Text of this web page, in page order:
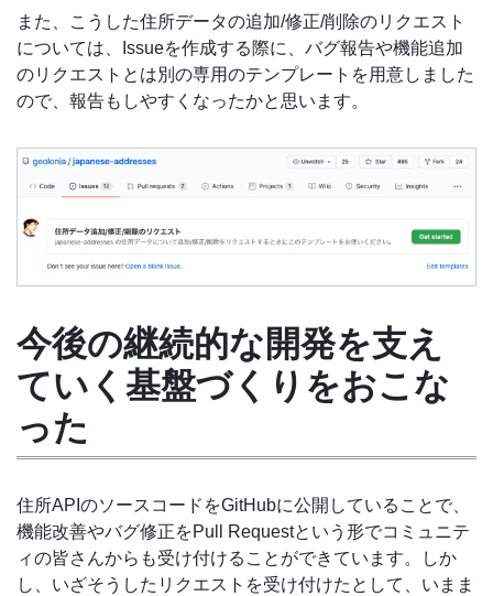
また、こうした住所データの追加/修正/削除のリクエスト
については、Issueを作成する際に、バグ報告や機能追加
のリクエストとは別の専用のテンプレートを用意しました
ので、報告もしやすくなったかと思います。
今後の継続的な開発を支え
ていく基盤づくりをおこな
った
住所APIのソースコードをGitHubに公開していることで、
機能改善やバグ修正をPull Requestという形でコミュニテ
ィの皆さんからも受け付けることができています。しか
し、いざそうしたリクエストを受け付けたとして、いまま